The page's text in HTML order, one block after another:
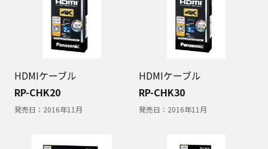
HDMIケーブル
RP-CHK20
発売日： 2016年11月
HDMIケーブル
RP-CHK30
発売日： 2016年11月